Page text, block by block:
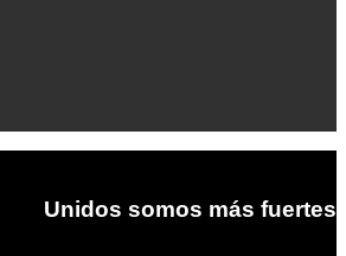
Unidos somos más fuertes